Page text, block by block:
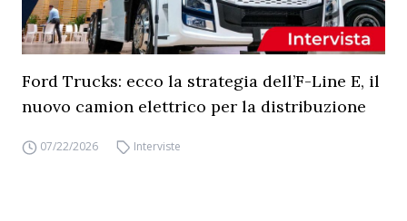
Ford Trucks: ecco la strategia dell’F-Line E, il
nuovo camion elettrico per la distribuzione
07/22/2026 Interviste